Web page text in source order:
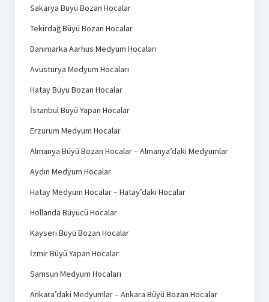
Sakarya Büyü Bozan Hocalar
Tekirdağ Büyü Bozan Hocalar
Danimarka Aarhus Medyum Hocaları
Avusturya Medyum Hocaları
Hatay Büyü Bozan Hocalar
İstanbul Büyü Yapan Hocalar
Erzurum Medyum Hocalar
Almanya Büyü Bozan Hocalar – Almanya’daki Medyumlar
Aydın Medyum Hocalar
Hatay Medyum Hocalar – Hatay’daki Hocalar
Hollanda Büyücü Hocalar
Kayseri Büyü Bozan Hocalar
İzmir Büyü Yapan Hocalar
Samsun Medyum Hocaları
Ankara’daki Medyumlar – Ankara Büyü Bozan Hocalar